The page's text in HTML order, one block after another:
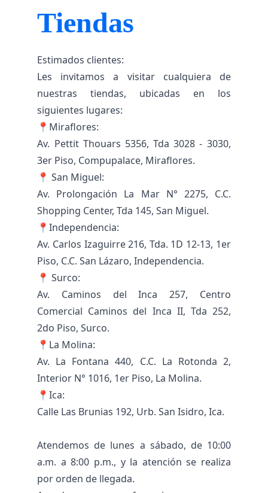
Tiendas
Estimados clientes:
Les invitamos a visitar cualquiera de
nuestras tiendas, ubicadas en los
siguientes lugares:
📍Miraflores:
Av. Pettit Thouars 5356, Tda 3028 - 3030,
3er Piso, Compupalace, Miraflores.
📍 San Miguel:
Av. Prolongación La Mar N° 2275, C.C.
Shopping Center, Tda 145, San Miguel.
📍Independencia:
Av. Carlos Izaguirre 216, Tda. 1D 12-13, 1er
Piso, C.C. San Lázaro, Independencia.
📍 Surco:
Av. Caminos del Inca 257, Centro
Comercial Caminos del Inca II, Tda 252,
2do Piso, Surco.
📍La Molina:
Av. La Fontana 440, C.C. La Rotonda 2,
Interior N° 1016, 1er Piso, La Molina.
📍Ica:
Calle Las Brunias 192, Urb. San Isidro, Ica.
Atendemos de lunes a sábado, de 10:00
a.m. a 8:00 p.m., y la atención se realiza
por orden de llegada.